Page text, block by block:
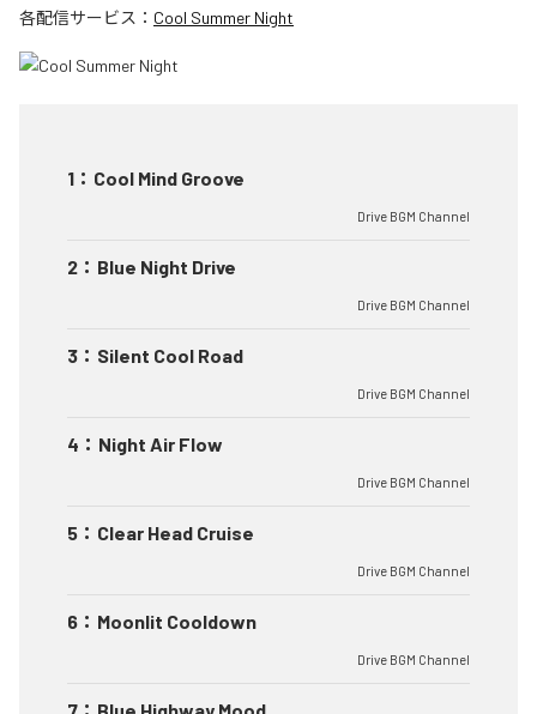
各配信サービス： Cool Summer Night
1 ： Cool Mind Groove
Drive BGM Channel
2 ： Blue Night Drive
Drive BGM Channel
3 ： Silent Cool Road
Drive BGM Channel
4 ： Night Air Flow
Drive BGM Channel
5 ： Clear Head Cruise
Drive BGM Channel
6 ： Moonlit Cooldown
Drive BGM Channel